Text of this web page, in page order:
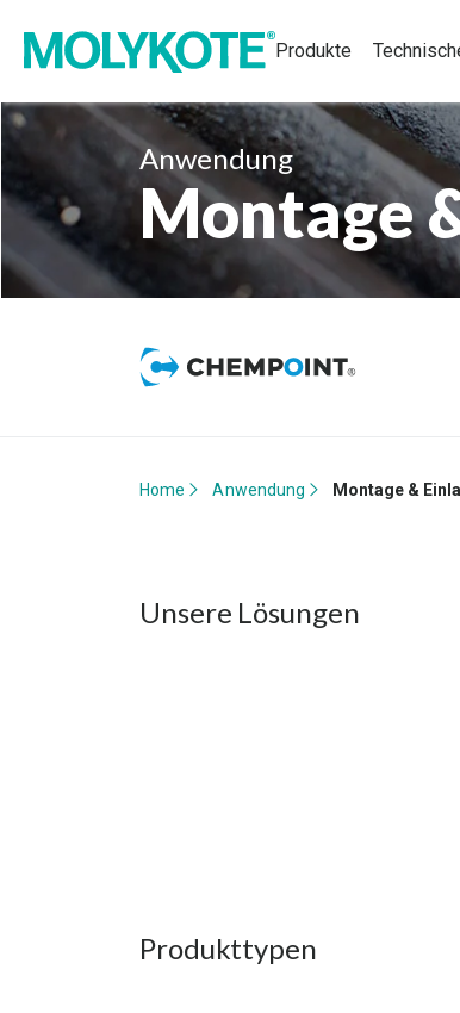
Produkte
Anwendung
Montage
Home Anwendung Montage &
Unsere Lösungen
Produkttypen